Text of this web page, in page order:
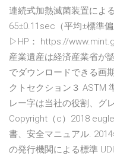
連続式加熱滅菌装置によ
65±0.11sec（平均±標準
▷HP： https://
産業遺産は経済産業省が
でダウンロードできる画
クトセクション３ ASTM
レー字は当社の役割、グ
Copyright（c）2018
書、安全マニュアル.
の発行機関による標準